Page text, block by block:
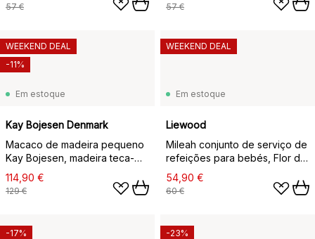
57 € 57 €
Em estoque
Kay Bojesen Denmark
Macaco de madeira pequeno
Kay Bojesen, madeira teca-
limba 20 cm
114,90 €
129 €
WEEKEND DEAL
-11%
Em estoque
Liewood
Mileah conjunto de serviço de
refeições para bebés, Flor de
maçã
54,90 €
60 €
WEEKEND DEAL
-17% -23%